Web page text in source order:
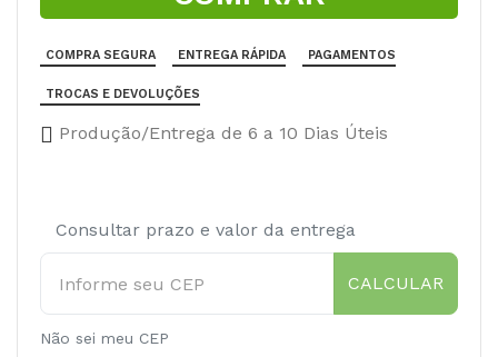
COMPRA SEGURA ENTREGA RÁPIDA PAGAMENTOS
TROCAS E DEVOLUÇÕES
Produção/Entrega de 6 a 10 Dias Úteis
Consultar prazo e valor da entrega
CALCULAR
Não sei meu CEP